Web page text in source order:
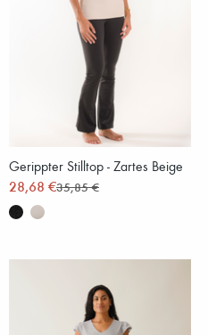
Gerippter Stilltop - Zartes Beige
28,68 €35,85 €